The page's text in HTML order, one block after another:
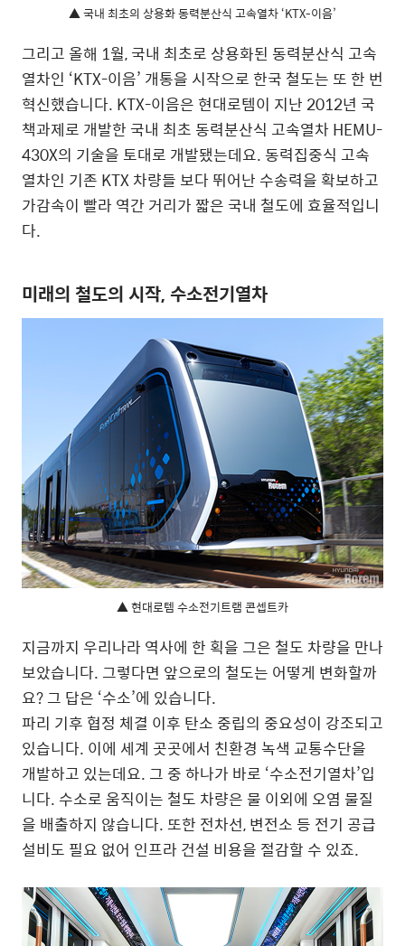
▲ 국내 최초의 상용화 동력분산식 고속열차 ‘KTX-이음’
그리고 올해 1월, 국내 최초로 상용화된 동력분산식 고속
열차인 ‘KTX-이음’ 개통을 시작으로 한국 철도는 또 한 번
혁신했습니다. KTX-이음은 현대로템이 지난 2012년 국
책과제로 개발한 국내 최초 동력분산식 고속열차 HEMU-
430X의 기술을 토대로 개발됐는데요. 동력집중식 고속
열차인 기존 KTX 차량들 보다 뛰어난 수송력을 확보하고
가감속이 빨라 역간 거리가 짧은 국내 철도에 효율적입니
다.
미래의 철도의 시작, 수소전기열차
▲ 현대로템 수소전기트램 콘셉트카
지금까지 우리나라 역사에 한 획을 그은 철도 차량을 만나
보았습니다. 그렇다면 앞으로의 철도는 어떻게 변화할까
요? 그 답은 ‘수소’에 있습니다.
파리 기후 협정 체결 이후 탄소 중립의 중요성이 강조되고
있습니다. 이에 세계 곳곳에서 친환경 녹색 교통수단을
개발하고 있는데요. 그 중 하나가 바로 ‘수소전기열차’입
니다. 수소로 움직이는 철도 차량은 물 이외에 오염 물질
을 배출하지 않습니다. 또한 전차선, 변전소 등 전기 공급
설비도 필요 없어 인프라 건설 비용을 절감할 수 있죠.